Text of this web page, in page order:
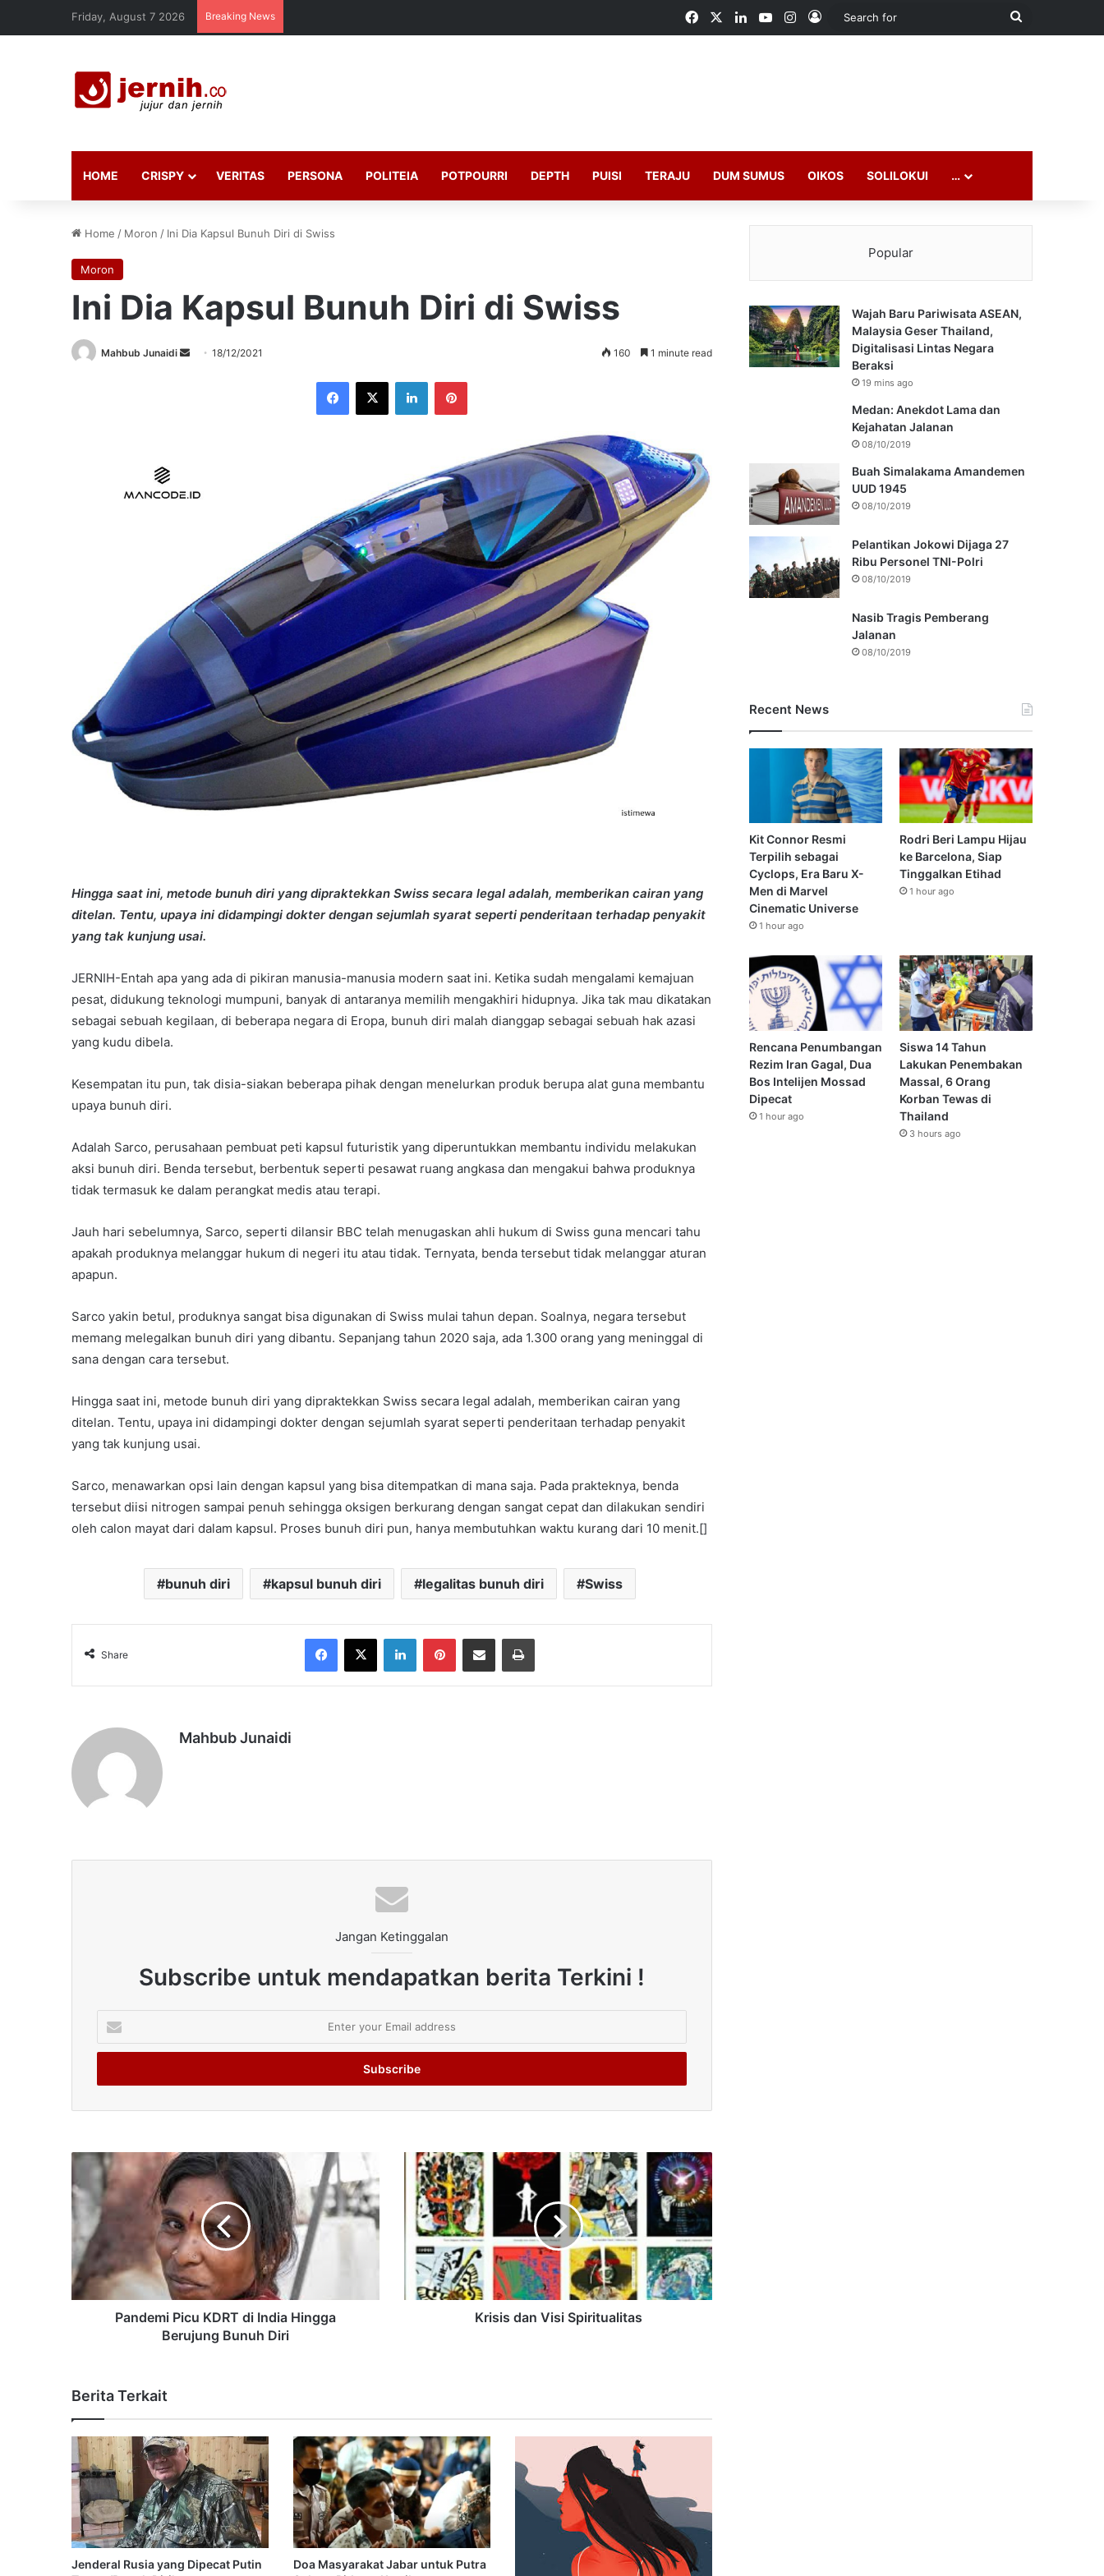
Friday, August 7 2026 Breaking News FacebookLinkedInYouTubeInstagram
Log In
Search
HOME CRISPY VERITAS PERSONA POLITEIA POTPOURRI DEPTH PUISI TERAJU DUM SUMUS OIKOS SOLILOKUI …
Home / Moron / Ini Dia Kapsul Bunuh Diri di Swiss
Moron
Ini Dia Kapsul Bunuh Diri di Swiss
Mahbub Junaidi
Send18/12/2021 160 1 minute read
Facebook
X LinkedInPinterest
Hingga saat ini, metode bunuh diri yang dipraktekkan Swiss secara legal adalah, memberikan cairan yang
ditelan. Tentu, upaya ini didampingi dokter dengan sejumlah syarat seperti penderitaan terhadap penyakit
yang tak kunjung usai.
JERNIH-Entah apa yang ada di pikiran manusia-manusia modern saat ini. Ketika sudah mengalami kemajuan
pesat, didukung teknologi mumpuni, banyak di antaranya memilih mengakhiri hidupnya. Jika tak mau dikatakan
sebagai sebuah kegilaan, di beberapa negara di Eropa, bunuh diri malah dianggap sebagai sebuah hak azasi
yang kudu dibela.
Kesempatan itu pun, tak disia-siakan beberapa pihak dengan menelurkan produk berupa alat guna membantu
upaya bunuh diri.
Adalah Sarco, perusahaan pembuat peti kapsul futuristik yang diperuntukkan membantu individu melakukan
aksi bunuh diri. Benda tersebut, berbentuk seperti pesawat ruang angkasa dan mengakui bahwa produknya
tidak termasuk ke dalam perangkat medis atau terapi.
Jauh hari sebelumnya, Sarco, seperti dilansir BBC telah menugaskan ahli hukum di Swiss guna mencari tahu
apakah produknya melanggar hukum di negeri itu atau tidak. Ternyata, benda tersebut tidak melanggar aturan
apapun.
Sarco yakin betul, produknya sangat bisa digunakan di Swiss mulai tahun depan. Soalnya, negara tersebut
memang melegalkan bunuh diri yang dibantu. Sepanjang tahun 2020 saja, ada 1.300 orang yang meninggal di
sana dengan cara tersebut.
Hingga saat ini, metode bunuh diri yang dipraktekkan Swiss secara legal adalah, memberikan cairan yang
ditelan. Tentu, upaya ini didampingi dokter dengan sejumlah syarat seperti penderitaan terhadap penyakit
yang tak kunjung usai.
Sarco, menawarkan opsi lain dengan kapsul yang bisa ditempatkan di mana saja. Pada prakteknya, benda
tersebut diisi nitrogen sampai penuh sehingga oksigen berkurang dengan sangat cepat dan dilakukan sendiri
oleh calon mayat dari dalam kapsul. Proses bunuh diri pun, hanya membutuhkan waktu kurang dari 10 menit.[]
bunuh diri kapsul bunuh diri legalitas bunuh diri Swiss
Share
Facebook
X LinkedInPinterestShare via Email Print
Mahbub Junaidi
Jangan Ketinggalan
Subscribe untuk mendapatkan berita Terkini !
your
Email
Pandemi Picu KDRT di India Hingga
Berujung Bunuh Diri
Krisis dan Visi Spiritualitas
Berita Terkait
Jenderal Rusia yang Dipecat Putin
Doa Masyarakat Jabar untuk Putra
Popular
Wajah Baru Pariwisata ASEAN,
Malaysia Geser Thailand,
Digitalisasi Lintas Negara
Beraksi
19 mins ago
Medan: Anekdot Lama dan
Kejahatan Jalanan
08/10/2019
Buah Simalakama Amandemen
UUD 1945
08/10/2019
Pelantikan Jokowi Dijaga 27
Ribu Personel TNI-Polri
08/10/2019
Nasib Tragis Pemberang
Jalanan
08/10/2019
Recent News
Kit Connor Resmi
Terpilih sebagai
Cyclops, Era Baru X-
Men di Marvel
Cinematic Universe
1 hour ago
Rodri Beri Lampu Hijau
ke Barcelona, Siap
Tinggalkan Etihad
1 hour ago
Rencana Penumbangan
Rezim Iran Gagal, Dua
Bos Intelijen Mossad
Dipecat
1 hour ago
Siswa 14 Tahun
Lakukan Penembakan
Massal, 6 Orang
Korban Tewas di
Thailand
3 hours ago